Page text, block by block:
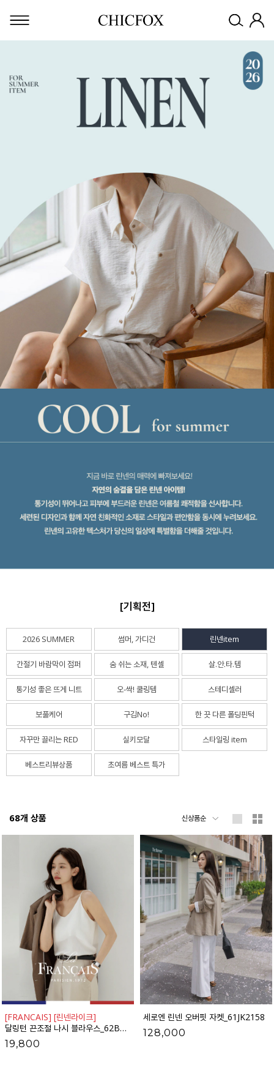
[기획전]
2026 SUMMER 썸머, 가디건 린넨item
간절기 바람막이 점퍼 숨 쉬는 소재, 텐셀 살.안.타.템
통기성 좋은 뜨게 니트 오-싹! 쿨링템 스테디셀러
보풀케어 구김No! 한 끗 다른 폴딩핀턱
자꾸만 끌리는 RED 실키모달 스타일링 item
베스트리뷰상품 초여름 베스트 특가
68개 상품
[FRANCAIS] [린넨라이크]
달링턴 끈조절 나시 블라우스_62BL2106
19,800
세로엔 린넨 오버핏 자켓_61JK2158
128,000